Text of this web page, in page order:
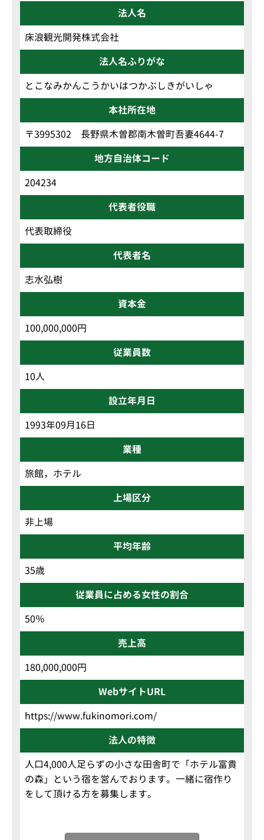
法人名
床浪観光開発株式会社
法人名ふりがな
とこなみかんこうかいはつかぶしきがいしゃ
本社所在地
〒3995302 長野県木曽郡南木曽町吾妻4644-7
地方自治体コード
204234
代表者役職
代表取締役
代表者名
志水弘樹
資本金
100,000,000円
従業員数
10人
設立年月日
1993年09月16日
業種
旅館，ホテル
上場区分
非上場
平均年齢
35歳
従業員に占める女性の割合
50％
売上高
180,000,000円
WebサイトURL
https://www.fukinomori.com/
法人の特徴
人口4,000人足らずの小さな田舎町で「ホテル富貴
の森」という宿を営んでおります。一緒に宿作り
をして頂ける方を募集します。